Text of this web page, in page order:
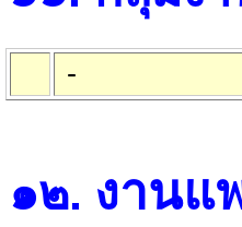
-
๑๒. งานแ